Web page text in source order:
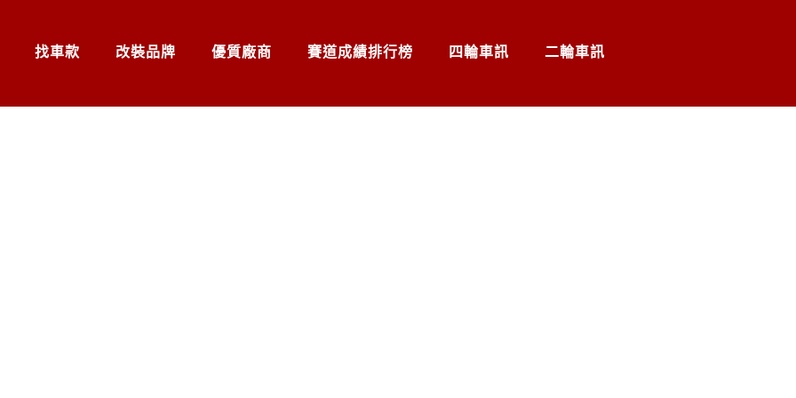
找車款 改裝品牌 優質廠商 賽道成績排行榜 四輪車訊 二輪車訊